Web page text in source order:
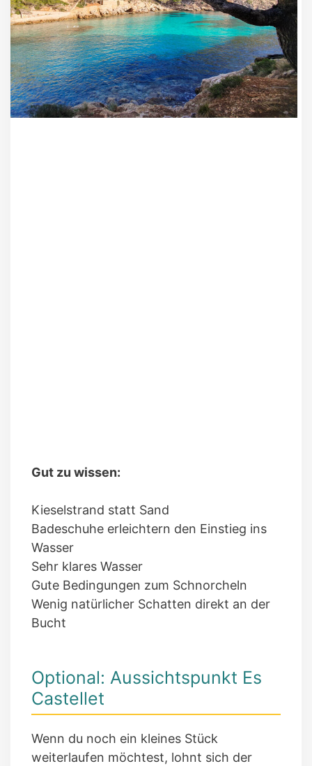
Gut zu wissen:
Kieselstrand statt Sand
Badeschuhe erleichtern den Einstieg ins
Wasser
Sehr klares Wasser
Gute Bedingungen zum Schnorcheln
Wenig natürlicher Schatten direkt an der
Bucht
Optional: Aussichtspunkt Es
Castellet
Wenn du noch ein kleines Stück
weiterlaufen möchtest, lohnt sich der